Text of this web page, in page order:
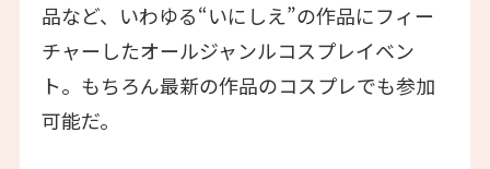
品など、いわゆる“いにしえ”の作品にフィー
チャーしたオールジャンルコスプレイベン
ト。もちろん最新の作品のコスプレでも参加
可能だ。